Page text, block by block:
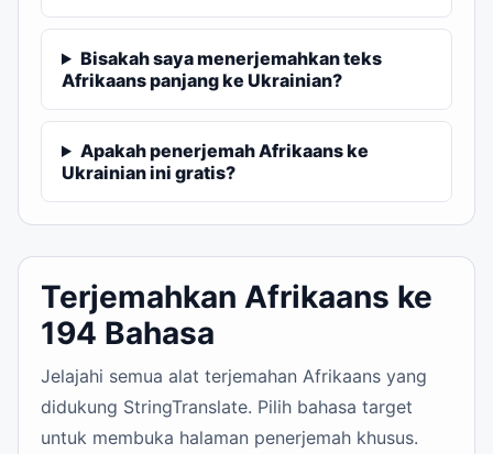
Bisakah saya menerjemahkan teks
Afrikaans panjang ke Ukrainian?
Apakah penerjemah Afrikaans ke
Ukrainian ini gratis?
Terjemahkan Afrikaans ke
194 Bahasa
Jelajahi semua alat terjemahan Afrikaans yang
didukung StringTranslate. Pilih bahasa target
untuk membuka halaman penerjemah khusus.